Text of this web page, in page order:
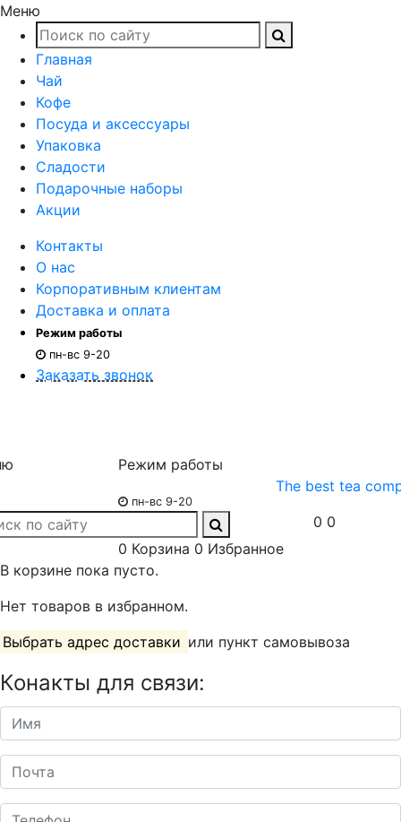
Меню
Главная
Чай
Кофе
Посуда и аксессуары
Упаковка
Сладости
Подарочные наборы
Акции
Контакты
О нас
Корпоративным клиентам
Доставка и оплата
Режим работы
пн-вс 9-20
Заказать звонок
Режим работы
пн-вс 9-20
The best tea
0 0
0 Корзина 0 Избранное
В корзине пока пусто.
Нет товаров в избранном.
Выбрать адрес доставки или пункт самовывоза
Конакты для связи: